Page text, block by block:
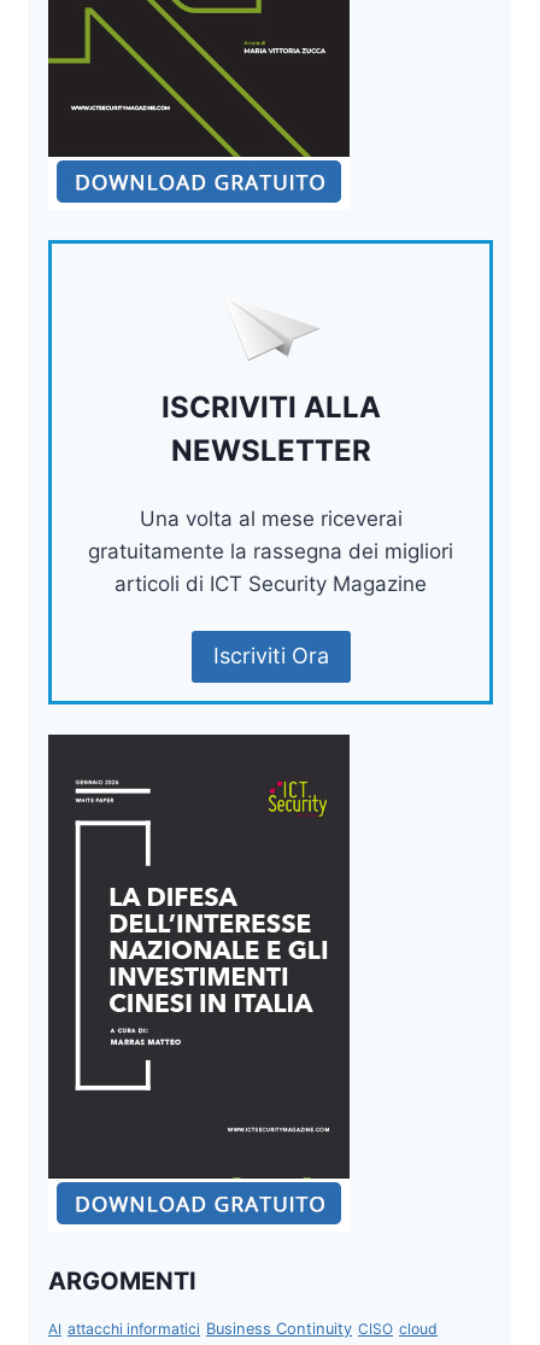
ISCRIVITI ALLA
NEWSLETTER
Una volta al mese riceverai
gratuitamente la rassegna dei migliori
articoli di ICT Security Magazine
Iscriviti Ora
ARGOMENTI
AI attacchi informatici Business Continuity CISO cloud